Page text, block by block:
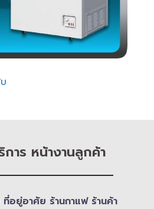
การ หน้างานลูกค้า
อยู่อาศัย ร้านกาแฟ ร้านค้า